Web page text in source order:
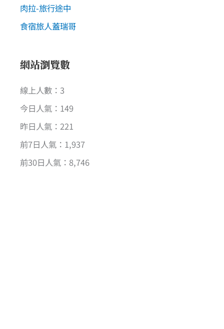
肉拉-旅行途中
食宿旅人蓋瑞哥
網站瀏覽數
線上人數：3
今日人氣：149
昨日人氣：221
前7日人氣：1,937
前30日人氣：8,746